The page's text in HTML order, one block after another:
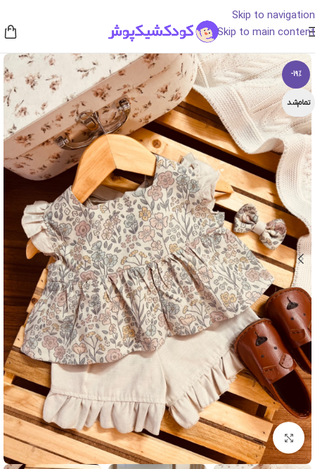
Skip to navigation
Skip to main content
-19%
تمام‌شد
بزرگنمایی تصویر